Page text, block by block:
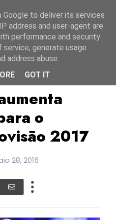
Ira Losco
o
2017
28, 2016
to deliver its services
address and user-agent are
performance and security
generate usage
address abuse.
GOT IT